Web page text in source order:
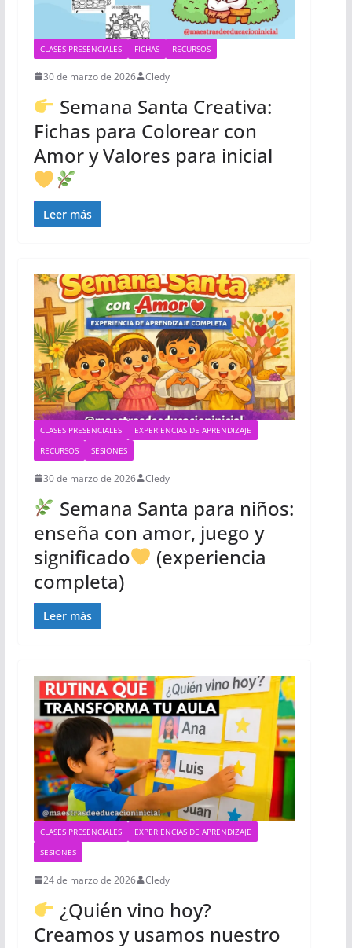
CLASES PRESENCIALES FICHAS RECURSOS
30 de marzo de 2026 Cledy
Semana Santa Creativa:
Fichas para Colorear con
Amor y Valores para inicial
Leer más
CLASES PRESENCIALES
EXPERIENCIAS DE APRENDIZAJE
RECURSOS
SESIONES
30 de marzo de 2026 Cledy
Semana Santa para niños:
enseña con amor, juego y
significado
(experiencia
completa)
Leer más
CLASES PRESENCIALES
EXPERIENCIAS DE APRENDIZAJE
SESIONES
24 de marzo de 2026 Cledy
¿Quién vino hoy?
Creamos y usamos nuestro